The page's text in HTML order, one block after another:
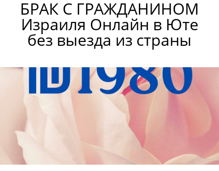
БРАК С ГРАЖДАНИНОМ
Израиля Онлайн в Юте
без выезда из страны